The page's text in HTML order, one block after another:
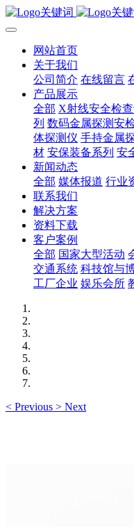
网站首页
关于我们
公司简介 在线留言
产品展示
全部 X射线安全检
列 数码金属探测安
体探测仪 手持金属
材 安保装备系列 安
新闻动态
全部 媒体报道 行业
联系我们
解决方案
资料下载
客户案例
全部 国家大型活动
交通系统 科技馆与
工厂企业 娱乐会所
< Previous > Next